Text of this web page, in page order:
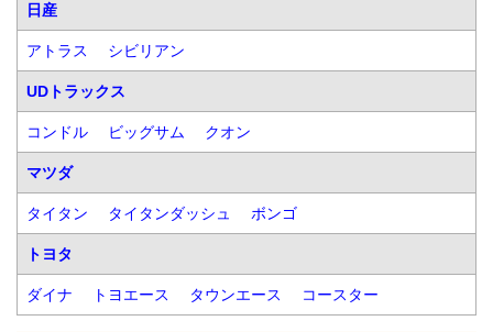
日産
アトラス シビリアン
UDトラックス
コンドル ビッグサム クオン
マツダ
タイタン タイタンダッシュ ボンゴ
トヨタ
ダイナ トヨエース タウンエース コースター